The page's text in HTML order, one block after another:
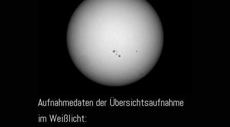
Aufnahmedaten der Übersichtsaufnahme
im Weißlicht: